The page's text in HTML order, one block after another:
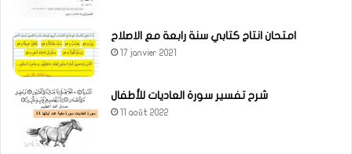
امتحان انتاج كتابي سنة رابعة مع الاصلاح
17 janvier 2021
شرح تفسير سورة العاديات للأطفال
11 août 2022